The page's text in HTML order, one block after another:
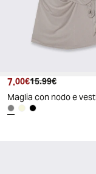
Prezzo attuale
7.00€ Prezzo
15.99€